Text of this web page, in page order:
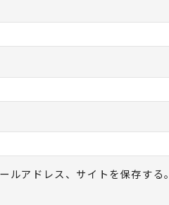
アドレス、サイトを保存する。